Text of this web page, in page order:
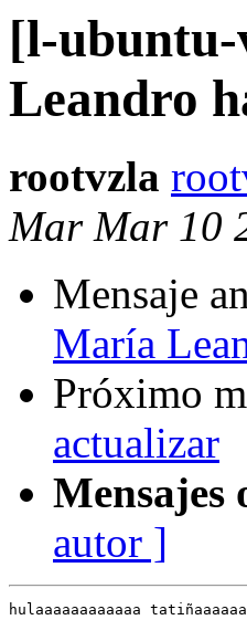
[l-
Leandro
rootvzla
Mar Mar 10
Mensaje
María
Próximo
actualizar
Mensajes
autor ]
hulaaaaaaaaaaaa